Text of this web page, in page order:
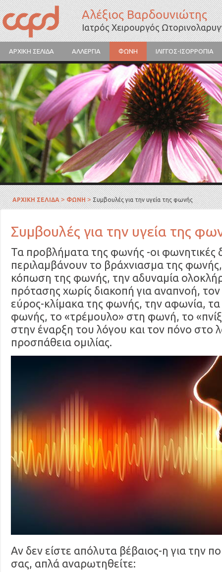
Αλέξιος Βαρδουνιώτης
Ιατρός Χειρουργός
ΑΡΧΙΚΗ ΣΕΛΙΔΑ ΑΛΛΕΡΓΙΑ ΦΩΝΗ ΙΛΙΓΓΟΣ-ΙΣΟΡΡΟΠΙΑ
Γύρη λουλουδιών
ΑΡΧΙΚΗ ΣΕΛΙΔΑ>ΦΩΝΗ>Συμβουλές για την υγεία της φωνής
Συμβουλές για την υγεία της
Τα προβλήματα της φωνής -οι φωνητικές
περιλαμβάνουν το βράχνιασμα της
κόπωση της φωνής, την αδυναμία
πρότασης χωρίς διακοπή για αναπνοή,
εύρος-κλίμακα της φωνής, την αφωνία,
φωνής, το «τρέμουλο» στη φωνή, το
στην έναρξη του λόγου και τον πόνο στο
προσπάθεια ομιλίας.
Αν δεν είστε απόλυτα βέβαιος-η για την
σας, απλά αναρωτηθείτε: